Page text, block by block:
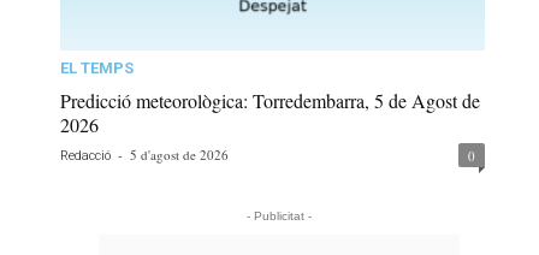
EL TEMPS
Predicció meteorològica: Torredembarra, 5 de Agost de
2026
Redacció - 5 d'agost de 2026 0
- Publicitat -